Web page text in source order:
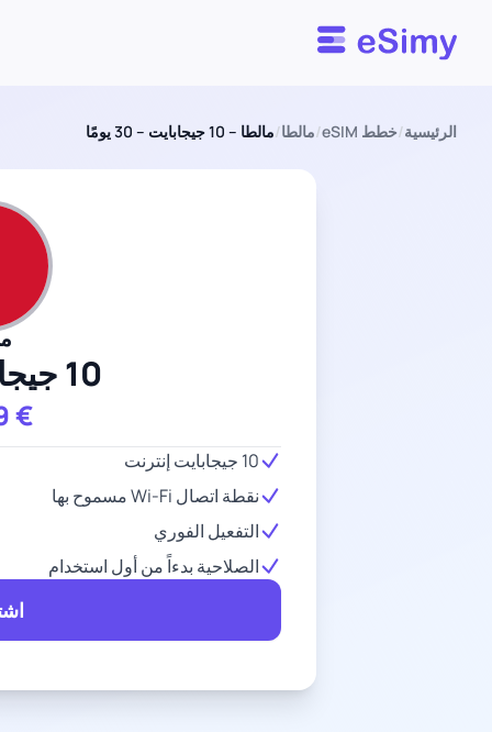
Esimy
الرئيسية/خطط eSIM /مالطا/مالطا – 10 جيجابايت – 30 يومًا
10 جيجابايت
€
10 جيجابايت إنترنت
نقطة اتصال Wi-Fi مسموح بها
التفعيل الفوري
الصلاحية بدءاً من أول استخدام